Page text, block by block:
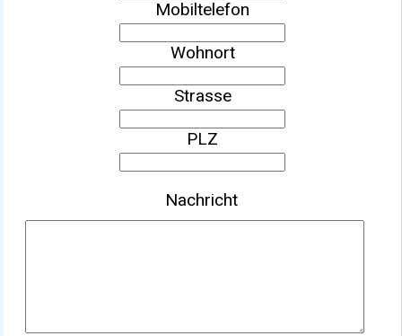
Mobiltelefon
Wohnort
Strasse
PLZ
Nachricht